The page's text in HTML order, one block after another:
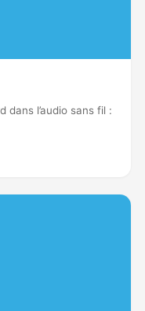
dans l’audio sans fil :